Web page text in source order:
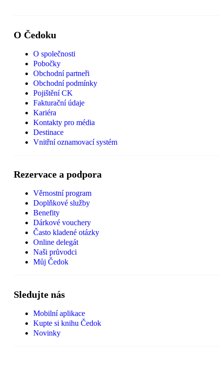
O Čedoku
O společnosti
Pobočky
Obchodní partneři
Obchodní podmínky
Pojištění CK
Fakturační údaje
Kariéra
Kontakty pro média
Destinace
Vnitřní oznamovací systém
Rezervace a podpora
Věrnostní program
Doplňkové služby
Benefity
Dárkové vouchery
Často kladené otázky
Online delegát
Naši průvodci
Můj Čedok
Sledujte nás
Mobilní aplikace
Kupte si knihu Čedok
Novinky